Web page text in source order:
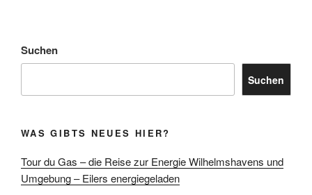
Suchen
Suchen
WAS GIBTS NEUES HIER?
Tour du Gas – die Reise zur Energie Wilhelmshavens und
Umgebung – Eilers energiegeladen